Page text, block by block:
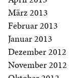
März 2013
Februar 2013
Januar 2013
Dezember 2012
November 2012